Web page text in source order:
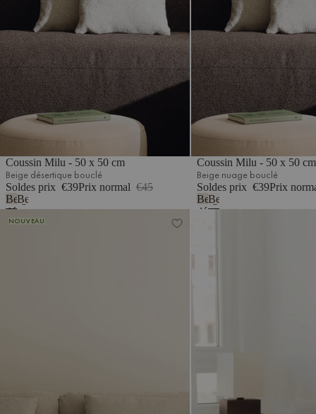
Coussin Milu - 50 x 50 cm
Beige désertique bouclé
Soldes prix €39Prix normal €45
Beige
désertique
bouclé
Beige
nuage
bouclé
Coussin Milu - 50 x 50 cm
Beige nuage bouclé
Soldes prix €39Prix
Beige
désertique
Beige
nuage
NOUVEAU